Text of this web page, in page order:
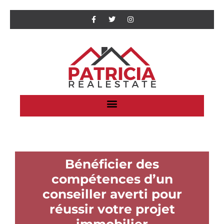
Bénéficier des
compétences d’un
conseiller averti pour
réussir votre projet